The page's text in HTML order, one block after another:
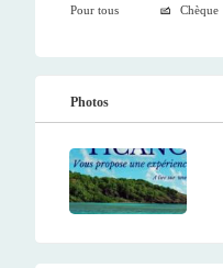
Pour tous Chèque
Photos